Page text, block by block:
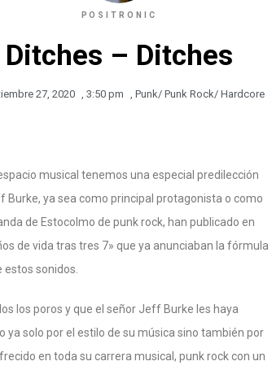
POSITRONIC
Ditches – Ditches
27, 2020 3:50 pm Punk/ Punk Rock/ Hardcore
musical tenemos una especial predilección
ya sea como principal protagonista o como
de Estocolmo de punk rock, han publicado en
de vida tras tres 7» que ya anunciaban la fórmula
sonidos.
los poros y que el señor Jeff Burke les haya
solo por el estilo de su música sino también por
en toda su carrera musical, punk rock con un